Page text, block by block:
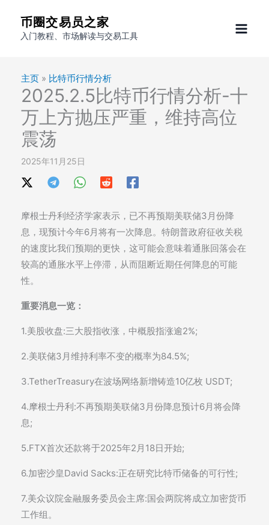
币圈交易员之家
入门教程、市场解读与交易工具
主页 » 比特币行情分析
2025.2.5比特币行情分析-十
万上方抛压严重，维持高位
震荡
2025年11月25日
摩根士丹利经济学家表示，已不再预期美联储3月份降
息，现预计今年6月将有一次降息。特朗普政府征收关税
的速度比我们预期的更快，这可能会意味着通胀回落会在
较高的通胀水平上停滞，从而阻断近期任何降息的可能
性。
重要消息一览：
1.美股收盘:三大股指收涨，中概股指涨逾2%;
2.美联储3月维持利率不变的概率为84.5%;
3.TetherTreasury在波场网络新增铸造10亿枚 USDT;
4.摩根士丹利:不再预期美联储3月份降息预计6月将会降
息;
5.FTX首次还款将于2025年2月18日开始;
6.加密沙皇David Sacks:正在研究比特币储备的可行性;
7.美众议院金融服务委员会主席:国会两院将成立加密货币
工作组。